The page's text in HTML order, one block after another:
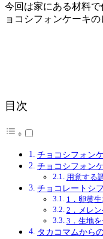
今回は家にある材料
ョコシフォンケーキ
目次
チョコシフォン
チョコシフォン
用意する
チョコレートシ
1．卵黄
2．メレ
3．生地
タカコマムから